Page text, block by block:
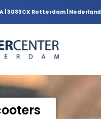
| 3083CX Rotterdam | Nederland